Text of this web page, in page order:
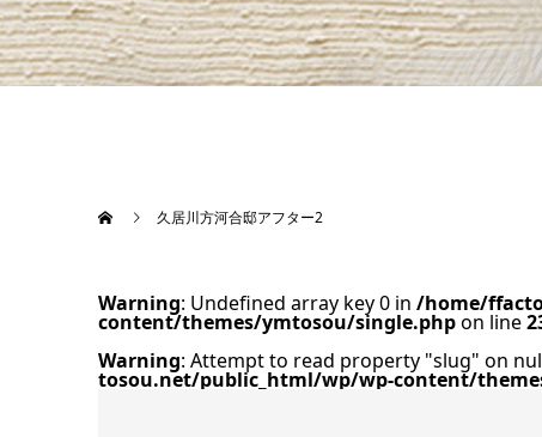
久居川方河合邸アフター2
Warning: Undefined array key 0 in /home/
content/themes/ymtosou/single.phpon line
Warning: Attempt to read property "slug" on
tosou.net/public_html/wp/wp-content/